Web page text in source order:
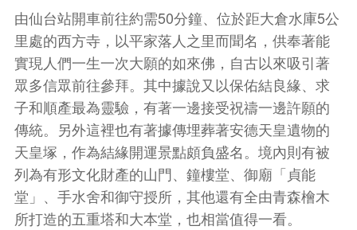
由仙台站開車前往約需50分鐘、位於距大倉水庫5公
里處的西方寺，以平家落人之里而聞名，供奉著能
實現人們一生一次大願的如來佛，自古以來吸引著
眾多信眾前往參拜。其中據說又以保佑結良緣、求
子和順產最為靈驗，有著一邊接受祝禱一邊許願的
傳統。另外這裡也有著據傳埋葬著安德天皇遺物的
天皇塚，作為結緣開運景點頗負盛名。境內則有被
列為有形文化財產的山門、鐘樓堂、御廟「貞能
堂」、手水舍和御守授所，其他還有全由青森檜木
所打造的五重塔和大本堂，也相當值得一看。